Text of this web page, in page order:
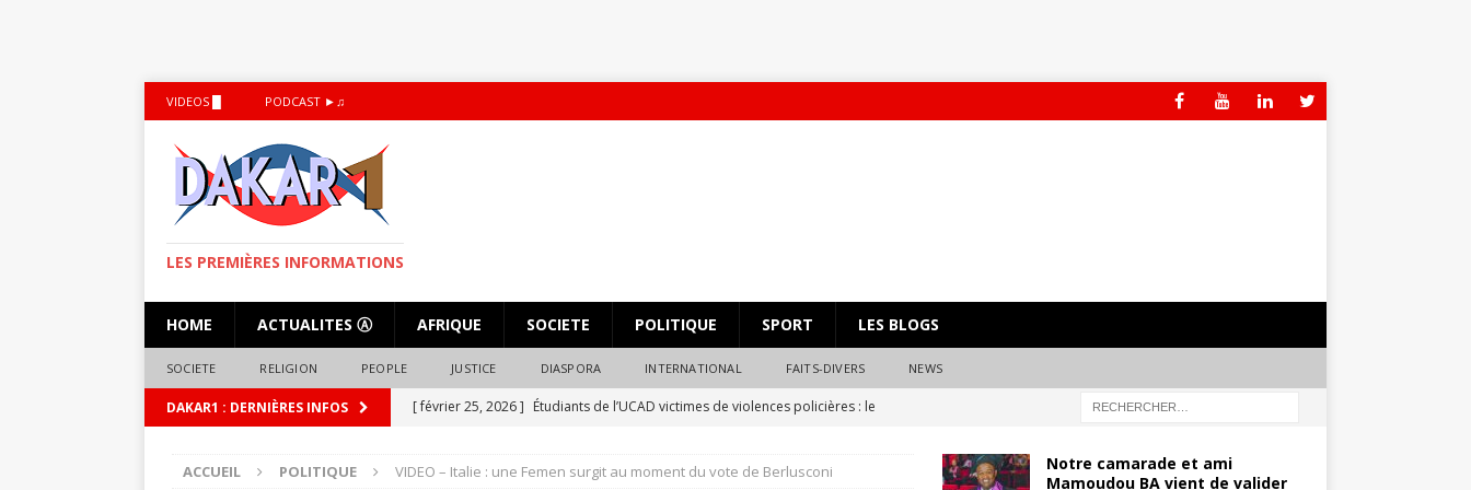
VIDEOS █ PODCAST ►♫
LES PREMIÈRES INFORMATIONS
HOME ACTUALITES Ⓐ AFRIQUE SOCIETE POLITIQUE SPORT LES BLOGS
SOCIETE RELIGION PEOPLE JUSTICE DIASPORA INTERNATIONAL FAITS-DIVERS NEWS
DAKAR1 : DERNIÈRES INFOS [ février 25, 2026 ] Étudiants de l’UCAD victimes de violences policières : le
[ octobre 5, 2025 ] Massification Auvergne Rhone-alpes Pastef
POLITIQUE
ACCUEIL POLITIQUE VIDEO – Italie : une Femen surgit au moment du vote de Berlusconi
Notre camarade et ami
Mamoudou BA vient de valider